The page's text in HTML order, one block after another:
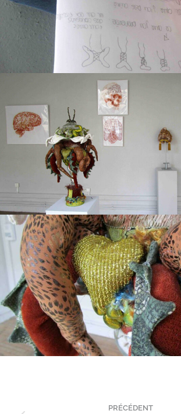
PRÉCÉDENT